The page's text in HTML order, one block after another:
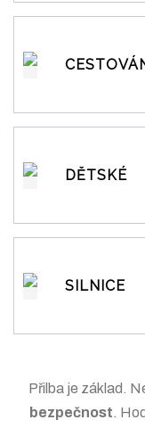
DĚTSKÉ
SILNICE
Přilba je základ.
bezpečnost.